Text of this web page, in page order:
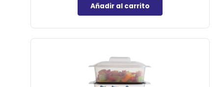
Añadir al carrito